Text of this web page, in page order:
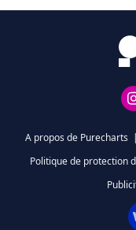
A propos de Purecharts |
Politique de protection